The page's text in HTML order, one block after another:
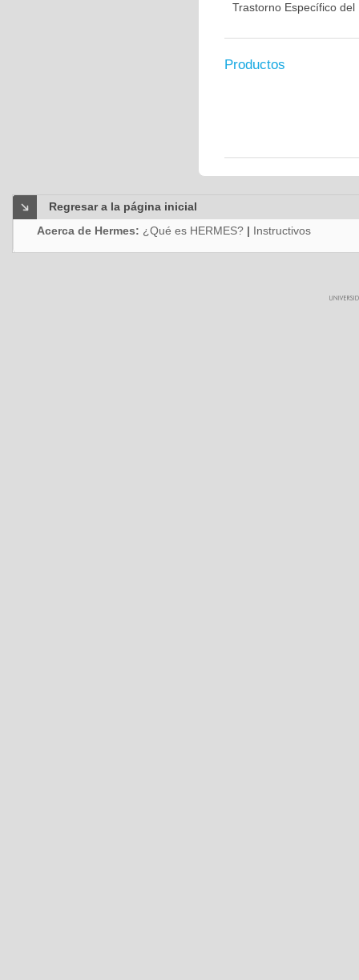
Trastorno Específico del
Productos
Regresar a la página inicial
Acerca de Hermes: ¿Qué es HERMES? | Instructivos